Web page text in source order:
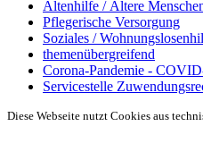
Altenhilfe / Ältere
Pflegerische Versorgung
Soziales /
themenübergreifend
Corona-Pandemie -
Servicestelle
Diese Webseite nutzt Cookies aus